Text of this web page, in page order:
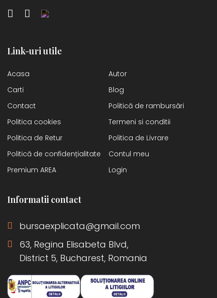
Link-uri utile
Acasa
Autor
Carti
Blog
Contact
Politică de rambursări
Politica cookies
Termeni si conditii
Politica de Retur
Politica de Livrare
Politică de confidențialitate
Contul meu
Premium AREA
Login
Informatii contact
bursaexplicata@gmail.com
63, Regina Elisabeta Blvd,
District 5, Bucharest, Romania